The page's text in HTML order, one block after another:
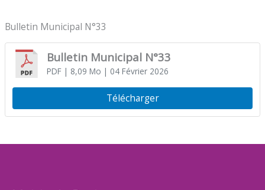
Bulletin Municipal N°33
Bulletin Municipal N°33
PDF| 8,09 Mo | 04 Février 2026
Télécharger